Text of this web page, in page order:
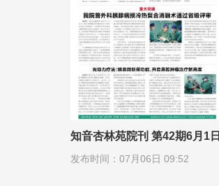
知音杏林苑院刊 第42期6月1日
发布时间：07月06日 09:52